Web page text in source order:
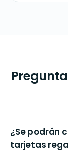
¿Se podrán
tarjetas